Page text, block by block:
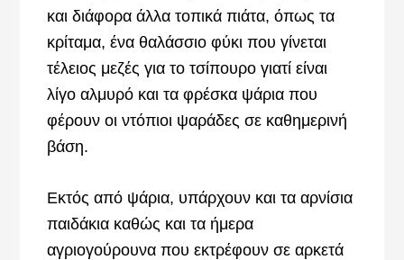
και διάφορα άλλα τοπικά πιάτα, όπως τα
κρίταμα, ένα θαλάσσιο φύκι που γίνεται
τέλειος μεζές για το τσίπουρο γιατί είναι
λίγο αλμυρό και τα φρέσκα ψάρια που
φέρουν οι ντόπιοι ψαράδες σε καθημερινή
βάση.
Εκτός από ψάρια, υπάρχουν και τα αρνίσια
παιδάκια καθώς και τα ήμερα
αγριογούρουνα που εκτρέφουν σε αρκετά